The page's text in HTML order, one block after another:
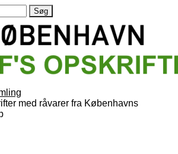
med råvarer fra Københavns